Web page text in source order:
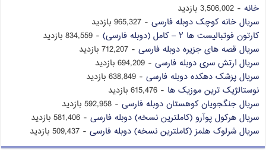
خانه - 3,506,002 بازدید
سریال خانه کوچک دوبله فارسی - 965,327 بازدید
کارتون فوتبالیست ها ۲ – کامل (دوبله فارسی)
- 834,559 بازدید
سریال قصه های جزیره دوبله فارسی - 712,207 بازدید
سریال ارتش سری دوبله فارسی - 694,209 بازدید
سریال پزشک دهکده دوبله فارسی - 638,849 بازدید
نوستالژیک ترین موزیک ها - 615,476 بازدید
سریال جنگجویان کوهستان دوبله فارسی - 592,958 بازدید
سریال هرکول پوآرو (کاملترین نسخه) دوبله فارسی - 581,406 بازدید
سریال شرلوک هلمز (کاملترین نسخه) دوبله فارسی - 509,437 بازدید